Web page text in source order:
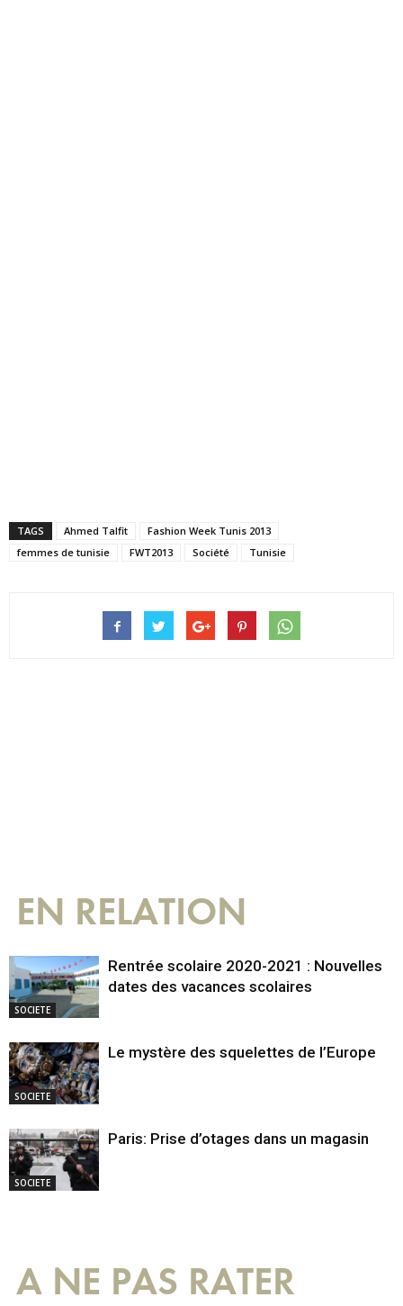
TAGS Ahmed Talfit
Fashion Week Tunis 2013
femmes de tunisie
FWT2013 Société Tunisie
EN RELATION
SOCIETE
Rentrée scolaire 2020-2021 : Nouvelles
dates des vacances scolaires
SOCIETE
Le mystère des squelettes de l’Europe
SOCIETE
Paris: Prise d’otages dans un magasin
A NE PAS RATER